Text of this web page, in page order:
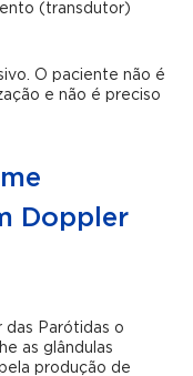
(transdutor)
O paciente não é
e não é preciso
Doppler
das Parótidas o
as glândulas
produção de